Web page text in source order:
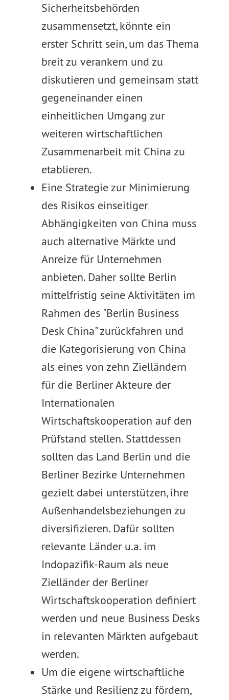
Sicherheitsbehörden
zusammensetzt, könnte ein
erster Schritt sein, um das Thema
breit zu verankern und zu
diskutieren und gemeinsam statt
gegeneinander einen
einheitlichen Umgang zur
weiteren wirtschaftlichen
Zusammenarbeit mit China zu
etablieren.
Eine Strategie zur Minimierung
des Risikos einseitiger
Abhängigkeiten von China muss
auch alternative Märkte und
Anreize für Unternehmen
anbieten. Daher sollte Berlin
mittelfristig seine Aktivitäten im
Rahmen des "Berlin Business
Desk China" zurückfahren und
die Kategorisierung von China
als eines von zehn Zielländern
für die Berliner Akteure der
Internationalen
Wirtschaftskooperation auf den
Prüfstand stellen. Stattdessen
sollten das Land Berlin und die
Berliner Bezirke Unternehmen
gezielt dabei unterstützen, ihre
Außenhandelsbeziehungen zu
diversifizieren. Dafür sollten
relevante Länder u.a. im
Indopazifik-Raum als neue
Zielländer der Berliner
Wirtschaftskooperation definiert
werden und neue Business Desks
in relevanten Märkten aufgebaut
werden.
Um die eigene wirtschaftliche
Stärke und Resilienz zu fördern,